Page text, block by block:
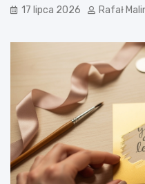
17 lipca 2026 Rafał